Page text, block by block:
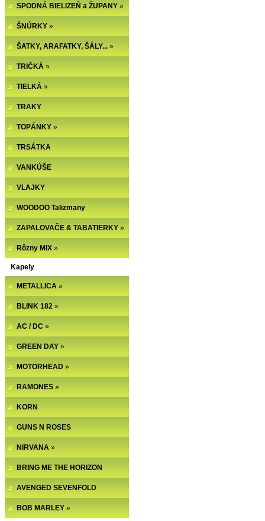
SPODNÁ BIELIZEŇ a ŽUPANY »
ŠNÚRKY »
ŠATKY, ARAFATKY, ŠÁLY... »
TRIČKÁ »
TIELKÁ »
TRAKY
TOPÁNKY »
TRSÁTKA
VANKÚŠE
VLAJKY
WOODOO Talizmany
ZAPALOVAČE & TABATIERKY »
Rôzny MIX »
Kapely
METALLICA »
BLINK 182 »
AC / DC »
GREEN DAY »
MOTORHEAD »
RAMONES »
KORN
GUNS N ROSES
NIRVANA »
BRING ME THE HORIZON
AVENGED SEVENFOLD
BOB MARLEY »